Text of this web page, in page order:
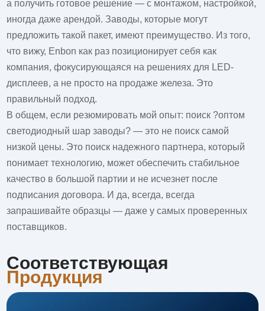
а получить готовое решение — с монтажом, настройкой,
иногда даже арендой. Заводы, которые могут
предложить такой пакет, имеют преимущество. Из того,
что вижу, Enbon как раз позиционирует себя как
компания, фокусирующаяся на решениях для LED-
дисплеев, а не просто на продаже железа. Это
правильный подход.
В общем, если резюмировать мой опыт: поиск ?оптом
светодиодный шар заводы? — это не поиск самой
низкой цены. Это поиск надежного партнера, который
понимает технологию, может обеспечить стабильное
качество в большой партии и не исчезнет после
подписания договора. И да, всегда, всегда
запрашивайте образцы — даже у самых проверенных
поставщиков.
Соответствующая
Продукция